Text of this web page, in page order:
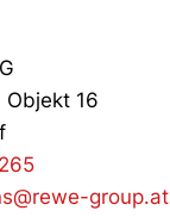
Objekt 16
group.at